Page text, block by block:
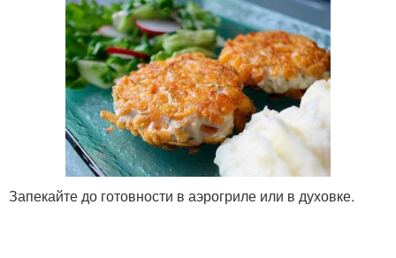
Запекайте до готовности в аэрогриле или в духовке.